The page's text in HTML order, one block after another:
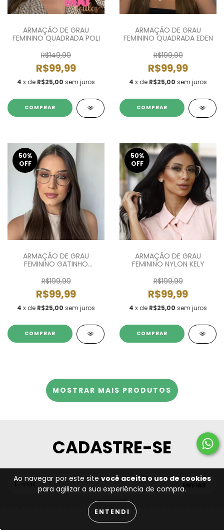
Ao navegar por este site você aceita o uso de cookies
para agilizar a sua experiência de compra.
ENTENDI
ARMAÇÃO DE GRAU
FEMININO QUADRADA POLI
R$149,99
R$99,99
4 x de R$25,00 sem juros
COMPRAR
ARMAÇÃO DE GRAU
FEMININO QUADRADA EDEN
R$199,99
R$99,99
4 x de R$25,00 sem juros
COMPRAR
50%
OFF
ARMAÇÃO DE GRAU
FEMININO GATINHO
R$199,99
R$99,99
4 x de R$25,00 sem juros
COMPRAR
50%
OFF
ARMAÇÃO DE GRAU
FEMININO NYLON KELY
R$199,99
R$99,99
4 x de R$25,00 sem juros
COMPRAR
MOSTRAR MAIS PRODUTOS
CADASTRE-SE